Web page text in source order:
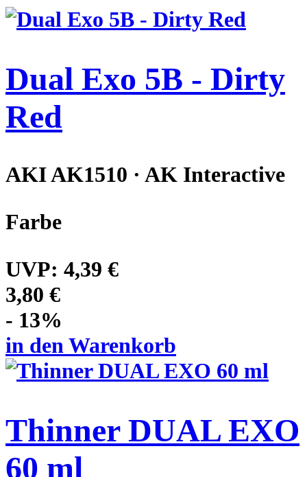
Dual Exo 5B - Dirty
Red
AKI AK1510 · AK Interactive
Farbe
UVP: 4,39 €
3,80 €
- 13%
in den Warenkorb
Thinner DUAL EXO
60 ml